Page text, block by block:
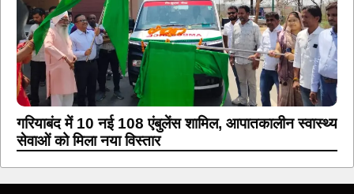
गरियाबंद में 10 नई 108 एंबुलेंस शामिल, आपातकालीन स्वास्थ्य
सेवाओं को मिला नया विस्तार